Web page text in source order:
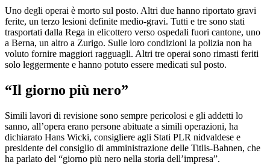
Uno degli operai è morto sul posto. Altri due hanno riportato gravi
ferite, un terzo lesioni definite medio-gravi. Tutti e tre sono stati
trasportati dalla Rega in elicottero verso ospedali fuori cantone, uno
a Berna, un altro a Zurigo. Sulle loro condizioni la polizia non ha
voluto fornire maggiori ragguagli. Altri tre operai sono rimasti feriti
solo leggermente e hanno potuto essere medicati sul posto.
“Il giorno più nero”
Simili lavori di revisione sono sempre pericolosi e gli addetti lo
sanno, all’opera erano persone abituate a simili operazioni, ha
dichiarato Hans Wicki, consigliere agli Stati PLR nidvaldese e
presidente del consiglio di amministrazione delle Titlis-Bahnen, che
ha parlato del “giorno più nero nella storia dell’impresa”.